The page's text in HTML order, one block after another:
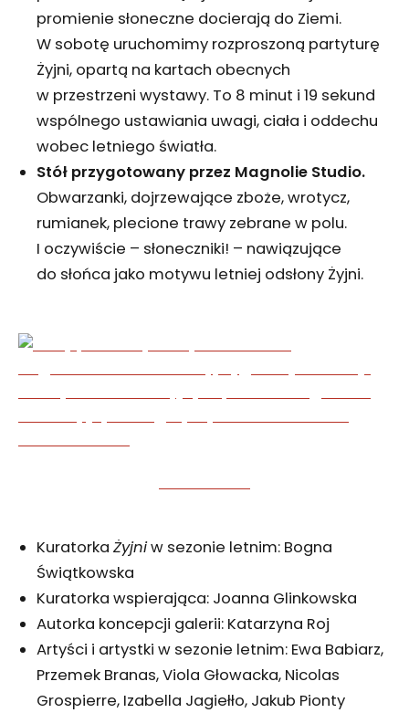
promienie słoneczne docierają do Ziemi.
W sobotę uruchomimy rozproszoną partyturę
Żyjni, opartą na kartach obecnych
w przestrzeni wystawy. To 8 minut i 19 sekund
wspólnego ustawiania uwagi, ciała i oddechu
wobec letniego światła.
Stół przygotowany przez Magnolie Studio.
Obwarzanki, dojrzewające zboże, wrotycz,
rumianek, plecione trawy zebrane w polu.
I oczywiście – słoneczniki! – nawiązujące
do słońca jako motywu letniej odsłony Żyjni.
Kuratorka Żyjniw sezonie letnim: Bogna
Świątkowska
Kuratorka wspierająca: Joanna Glinkowska
Autorka koncepcji galerii: Katarzyna Roj
Artyści i artystki w sezonie letnim: Ewa Babiarz,
Przemek Branas, Viola Głowacka, Nicolas
Grospierre, Izabella Jagiełło, Jakub Pionty